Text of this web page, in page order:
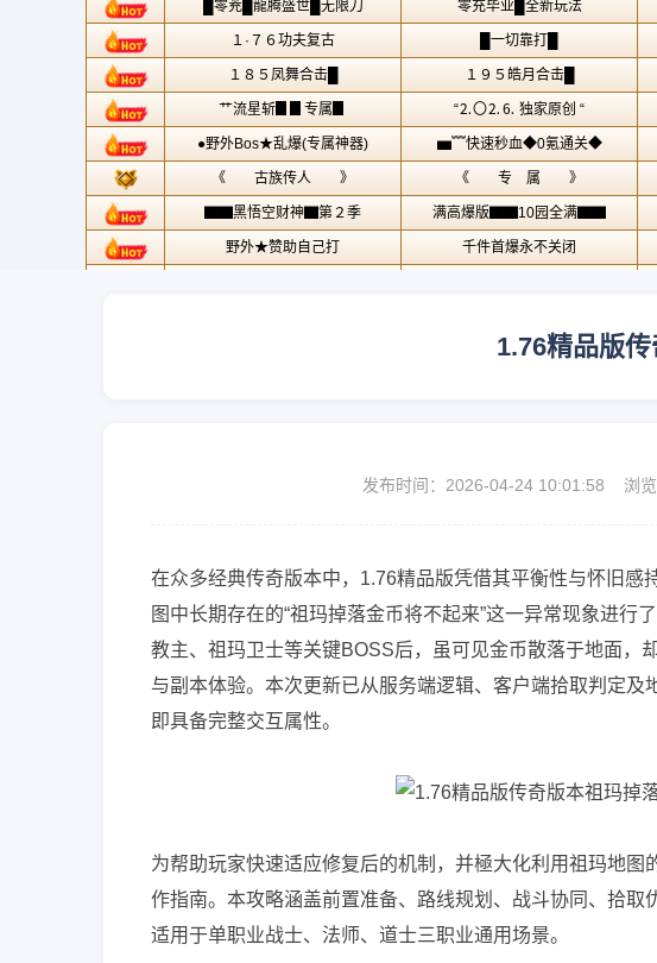
1.76精品版
发布时间：2026-04-24 10:01:58 浏览
在众多经典传奇版本中，1.76精品版凭借其平衡性与怀旧
图中长期存在的“祖玛掉落金币将不起来”这一异常现象进
教主、祖玛卫士等关键BOSS后，虽可见金币散落于地面，
与副本体验。本次更新已从服务端逻辑、客户端拾取判定
即具备完整交互属性。
为帮助玩家快速适应修复后的机制，并極大化利用祖玛地
作指南。本攻略涵盖前置准备、路线规划、战斗协同、拾取
适用于单职业战士、法师、道士三职业通用场景。